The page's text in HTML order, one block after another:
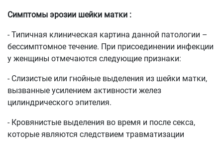
Симптомы эрозии шейки матки :
- Типичная клиническая картина данной патологии –
бессимптомное течение. При присоединении инфекции
у женщины отмечаются следующие признаки:
- Слизистые или гнойные выделения из шейки матки,
вызванные усилением активности желез
цилиндрического эпителия.
- Кровянистые выделения во время и после секса,
которые являются следствием травматизации